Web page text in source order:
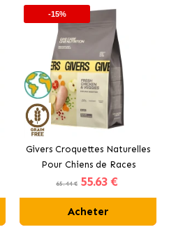
-15%
Givers Croquettes Naturelles
Pour Chiens de Races
Moyennes et Grandes au
65.44 € 55.63 €
Acheter